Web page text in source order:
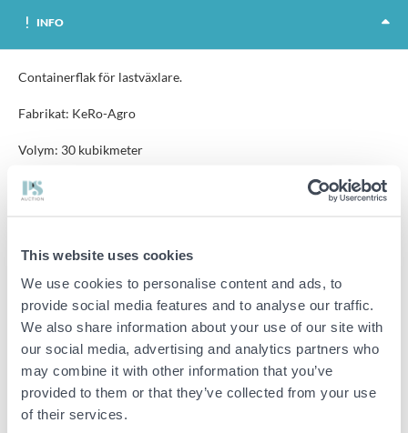
This website uses cookies
We use cookies to personalise content and ads, to
provide social media features and to analyse our traffic.
We also share information about your use of our site with
our social media, advertising and analytics partners who
may combine it with other information that you’ve
provided to them or that they’ve collected from your use
of their services.
INFO
Containerflak för lastväxlare.
Fabrikat: KeRo-Agro
Volym: 30 kubikmeter
OBS! Utlämning av detta objekt sker onsdag 18/6, samma vecka
som auktionen avslutas. Se info under Utlämning.
Viktig info